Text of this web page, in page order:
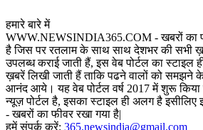
हमारे बारे में
WWW.NEWSINDIA365.COM - खबरों का
है जिस पर रतलाम के साथ साथ देशभर की सभी
उपलब्ध कराई जाती हैं, इस वेब पोर्टल का स्टाइल
ख़बरें लिखी जाती हैं ताकि पढने वालों को समझने
आनंद आये। यह वेब पोर्टल वर्ष 2017 में शुरू
न्यूज़ पोर्टल है, इसका स्टाइल ही अलग है इसीलिए
- खबरों का फीवर रखा गया है|
हमें संपर्क करें: 365.newsindia@gmail.com